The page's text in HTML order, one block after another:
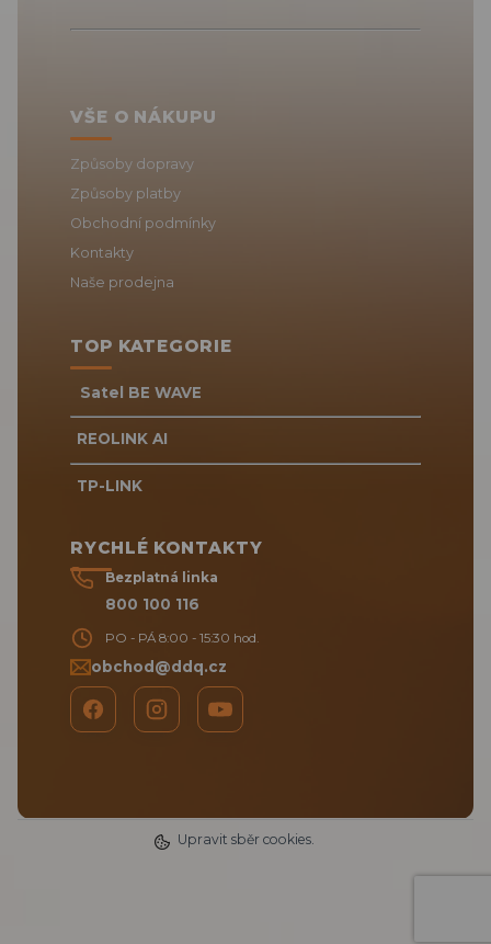
VŠE O NÁKUPU
Způsoby dopravy
Způsoby platby
Obchodní podmínky
Kontakty
Naše prodejna
TOP KATEGORIE
Satel BE WAVE
REOLINK AI
TP-LINK
RYCHLÉ KONTAKTY
Bezplatná linka
800 100 116
PO - PÁ 8:00 - 15:30 hod.
obchod@ddq.cz
Upravit sběr cookies.